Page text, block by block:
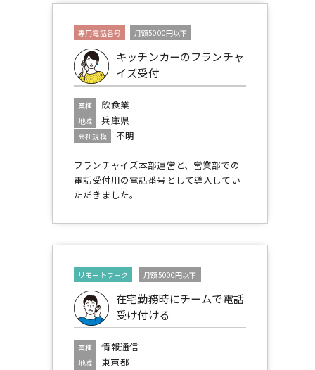
専用電話番号 月額5000円以下
キッチンカーのフランチャ
イズ受付
業種 飲食業
地域 兵庫県
会社規模 不明
フランチャイズ本部運営と、営業部での
電話受付用の電話番号として導入してい
ただきました。
リモートワーク 月額5000円以下
在宅勤務時にチームで電話
受け付ける
業種 情報通信
地域 東京都